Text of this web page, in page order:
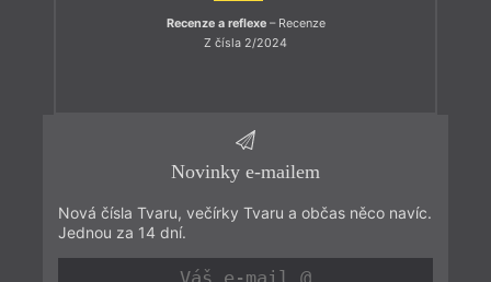
Recenze a reflexe– Recenze
Z čísla 2/2024
Novinky e-mailem
Nová čísla Tvaru, večírky Tvaru a občas něco navíc.
Jednou za 14 dní.